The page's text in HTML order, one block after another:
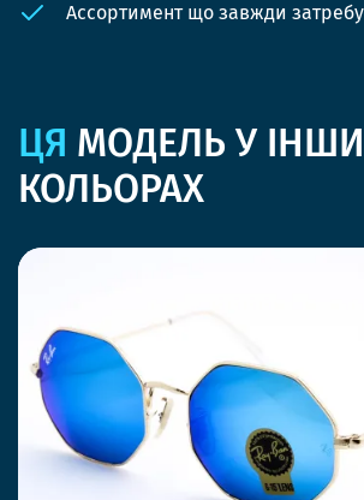
Ассортимент що завжди
ЦЯ МОДЕЛЬ У
КОЛЬОРАХ